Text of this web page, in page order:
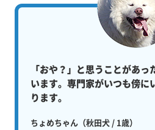
「おや？」と思うことがあっ
います。専門家がいつも傍に
ります。
ちょめちゃん（秋田犬 / 1歳）